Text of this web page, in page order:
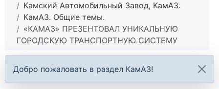
Камский Автомобильный Завод, КамАЗ.
КамАЗ. Общие темы.
«КАМАЗ» ПРЕЗЕНТОВАЛ УНИКАЛЬНУЮ
ГОРОДСКУЮ ТРАНСПОРТНУЮ СИСТЕМУ
Добро пожаловать в раздел КамАЗ!